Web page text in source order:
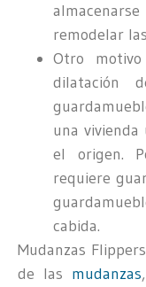
remodelar
Otro
dilatación
una
el origen.
requiere
cabida.
Mudanzas
de las mudanzas